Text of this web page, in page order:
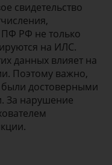
свидетельство
РФ не только
на ИЛС.
данных влияет на
Поэтому важно,
достоверными
За нарушение